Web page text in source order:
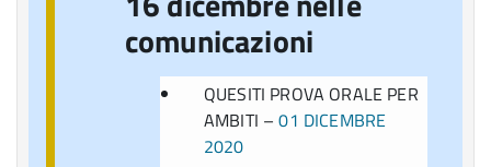
comunicazioni
QUESITI PROVA ORALE PER
AMBITI –01 DICEMBRE
2020